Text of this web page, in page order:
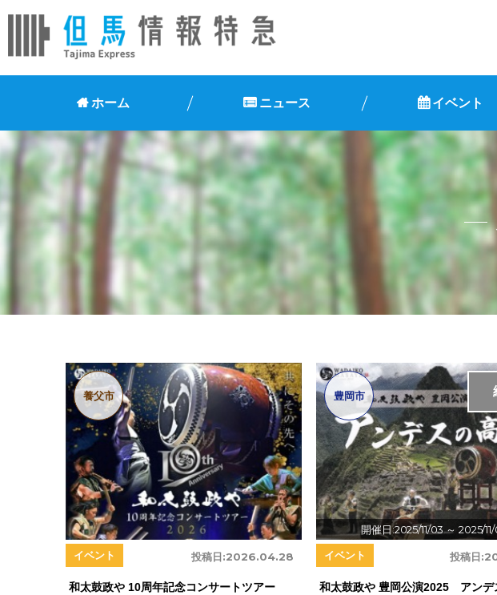
ホーム ニュース イベント
養父市
投稿日:2026.04.28
イベント
和太鼓政や 10周年記念コンサートツアー
開催日:2025/11/03～ 2025/
豊岡市
投稿日:
イベント
和太鼓政や 豊岡公演2025 アンデ